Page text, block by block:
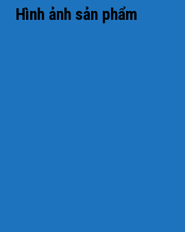
Hình ảnh sản phẩm